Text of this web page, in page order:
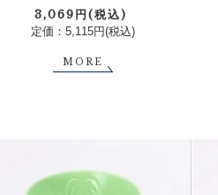
3,069円(税込)
定価：5,115円(税込)
MORE